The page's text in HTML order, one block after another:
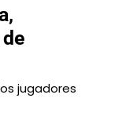
jugadores